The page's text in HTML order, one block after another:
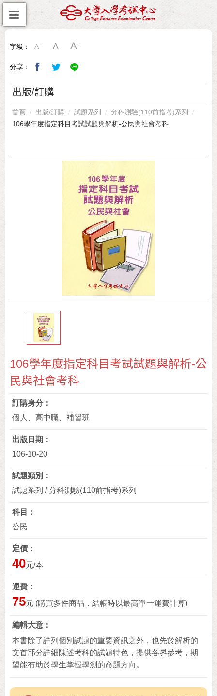
字級：
分享：
出版/訂購
首頁 出版/訂購 試題系列
分科測驗(110前指考)系列
106學年度指定科目考試試題與解析-公民與社會考科
106學年度指定科目考試試題與解析-公
民與社會考科
訂購身分
個人、高中職、補習班
出版日期
106-10-20
試題類別
試題系列 / 分科測驗(110前指考)系列
科目
公民
定價
40元/本
運費
75元 (購買多件商品，結帳時以最高單一運費計算)
編輯大意
本書除了詳列個別試題的重要資訊之外，也先於解析的
文首部分詳細陳述考科的試題特色，提供各界參考，期
望能有助於學生掌握學測的命題方向。